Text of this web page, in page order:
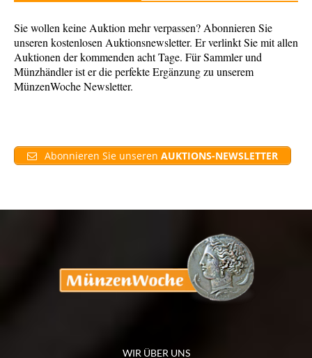
Sie wollen keine Auktion mehr verpassen? Abonnieren Sie
unseren kostenlosen Auktionsnewsletter. Er verlinkt Sie mit allen
Auktionen der kommenden acht Tage. Für Sammler und
Münzhändler ist er die perfekte Ergänzung zu unserem
MünzenWoche Newsletter.
Abonnieren Sie unseren AUKTIONS-NEWSLETTER
WIR ÜBER UNS